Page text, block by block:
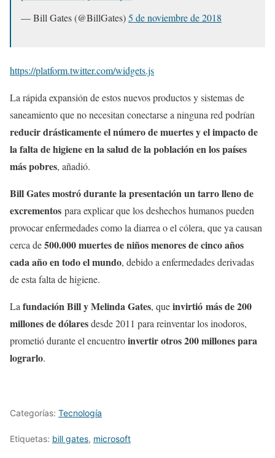
— Bill Gates (@BillGates)5 de noviembre de 2018
https://platform.twitter.com/widgets.js
La rápida expansión de estos nuevos productos y sistemas de
saneamiento que no necesitan conectarse a ninguna red podrían
reducir drásticamente el número de muertes y el impacto de
la falta de higiene en la salud de la población en los países
más pobres, añadió.
Bill Gates mostró durante la presentación un tarro lleno de
excrementos para explicar que los deshechos humanos pueden
provocar enfermedades como la diarrea o el cólera, que ya causan
cerca de500.000 muertes de niños menores de cinco años
cada año en todo el mundo, debido a enfermedades derivadas
de esta falta de higiene.
La fundación Bill y Melinda Gates, queinvirtió más de 200
millones de dólaresdesde 2011 para reinventar los inodoros,
prometió durante el encuentroinvertir otros 200 millones para
lograrlo.
Categorías: Tecnología
Etiquetas: bill gates, microsoft